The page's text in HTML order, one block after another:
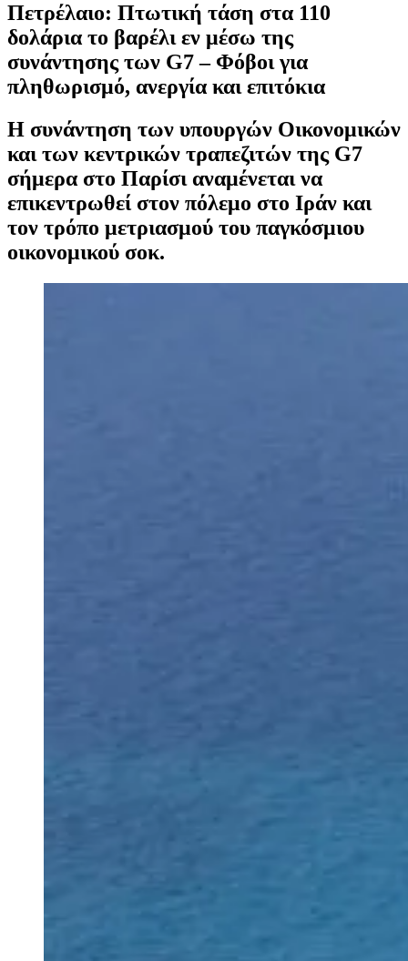
Πετρέλαιο: Πτωτική τάση στα 110
δολάρια το βαρέλι εν μέσω της
συνάντησης των G7 – Φόβοι για
πληθωρισμό, ανεργία και επιτόκια
Η συνάντηση των υπουργών Οικονομικών
και των κεντρικών τραπεζιτών της G7
σήμερα στο Παρίσι αναμένεται να
επικεντρωθεί στον πόλεμο στο Ιράν και
τον τρόπο μετριασμού του παγκόσμιου
οικονομικού σοκ.